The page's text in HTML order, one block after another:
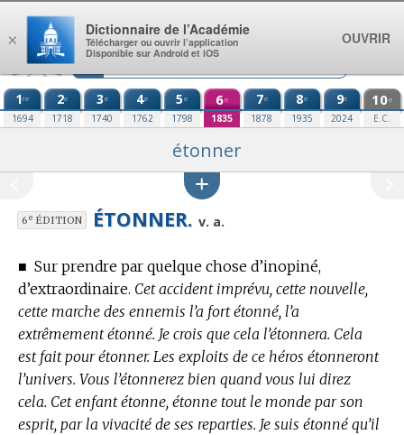
Aller au contenu
1re
1694
2e
1718
3e
1740
4e
1762
5e
1798
6e
1835
7e
1878
8e
1935
9e
2024
10e
E.C.
étonner
6eÉDITION ÉTONNER. v. a.
■ Sur prendre par quelque chose d’inopiné,
d’extraordinaire. Cet accident imprévu, cette nouvelle,
cette marche des ennemis l’a fort étonné, l’a
extrêmement étonné. Je crois que cela l’étonnera. Cela
est fait pour étonner. Les exploits de ce héros étonneront
l’univers. Vous l’étonnerez bien quand vous lui direz
cela. Cet enfant étonne, étonne tout le monde par son
esprit, par la vivacité de ses reparties. Je suis étonné qu’il
×
Dictionnaire de l’Académie
Télécharger ou ouvrir l’application
Disponible sur Android et iOS
OUVRIR